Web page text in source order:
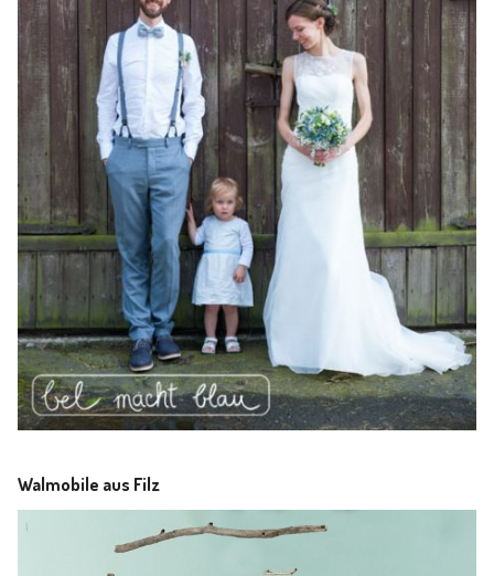
Walmobile aus Filz